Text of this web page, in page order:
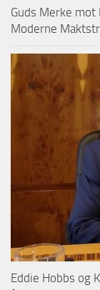
Guds Merke mot
Moderne
Eddie Hobbs og